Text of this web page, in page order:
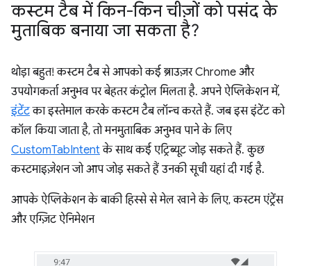
कस्टम टैब में किन-किन चीज़ों को पसंद के
मुताबिक बनाया जा सकता है?
थोड़ा बहुत! कस्टम टैब से आपको कई ब्राउज़र Chrome और
उपयोगकर्ता अनुभव पर बेहतर कंट्रोल मिलता है. अपने ऐप्लिकेशन में,
इंटेंटका इस्तेमाल करके कस्टम टैब लॉन्च करते हैं. जब इस इंटेंट को
कॉल किया जाता है, तो मनमुताबिक अनुभव पाने के लिए
CustomTabIntentके साथ कई एट्रिब्यूट जोड़ सकते हैं. कुछ
कस्टमाइज़ेशन जो आप जोड़ सकते हैं उनकी सूची यहां दी गई है.
आपके ऐप्लिकेशन के बाकी हिस्से से मेल खाने के लिए, कस्टम एंट्रेंस
और एग्ज़िट ऐनिमेशन